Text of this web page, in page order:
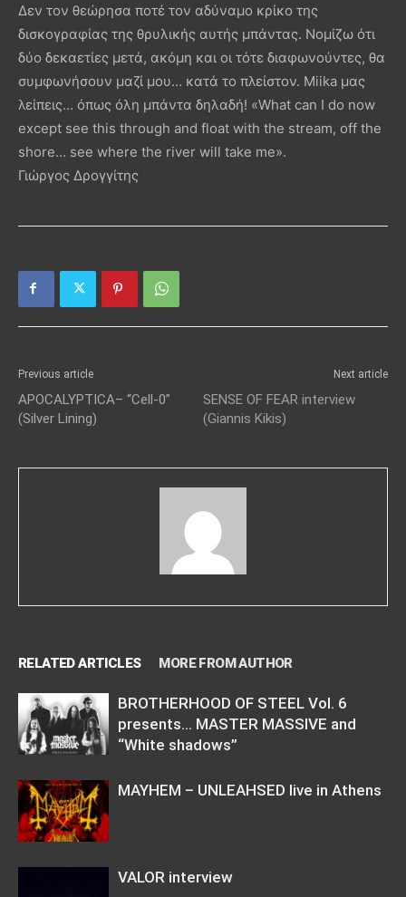
Δεν τον θεώρησα ποτέ τον αδύναμο κρίκο της
δισκογραφίας της θρυλικής αυτής μπάντας. Νομίζω ότι
δύο δεκαετίες μετά, ακόμη και οι τότε διαφωνούντες, θα
συμφωνήσουν μαζί μου… κατά το πλείστον. Miika μας
λείπεις… όπως όλη μπάντα δηλαδή! «What can I do now
except see this through and float with the stream, off the
shore… see where the river will take me».
Γιώργος Δρογγίτης
Previous article
APOCALYPTICA– “Cell-0”
(Silver Lining)
Next article
SENSE OF FEAR interview
(Giannis Kikis)
RELATED ARTICLES MORE FROM AUTHOR
BROTHERHOOD OF STEEL Vol. 6
presents… MASTER MASSIVE and
“White shadows”
MAYHEM – UNLEAHSED live in Athens
VALOR interview